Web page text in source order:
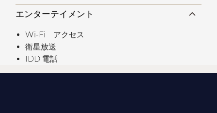
エンターテイメント
Wi-Fi アクセス
衛星放送
IDD 電話